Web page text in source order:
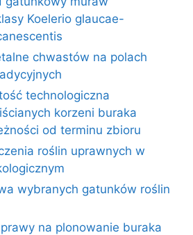
Koelerio glaucae-
chwastów na polach
technologiczna
korzeni buraka
od terminu zbioru
roślin uprawnych w
wybranych gatunków roślin
na plonowanie buraka